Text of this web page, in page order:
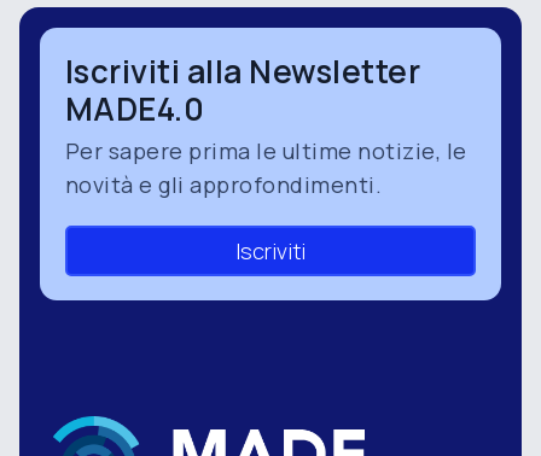
Iscriviti alla Newsletter
MADE4.0
Per sapere prima le ultime notizie, le
novità e gli approfondimenti.
Iscriviti